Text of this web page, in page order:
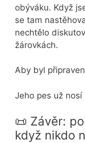
obýváku. Když
se tam
nechtělo
žárovkách.
Aby byl
Jeho pes už nosí
📜 Závěr:
když nikdo